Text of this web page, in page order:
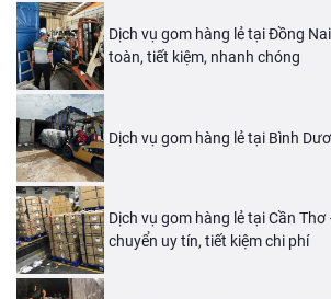
Dịch vụ gom hàng lẻ tại Đồng
toàn, tiết kiệm, nhanh chóng
Dịch vụ gom hàng lẻ tại Bình
Dịch vụ gom hàng lẻ tại Cần Thơ
chuyển uy tín, tiết kiệm chi phí